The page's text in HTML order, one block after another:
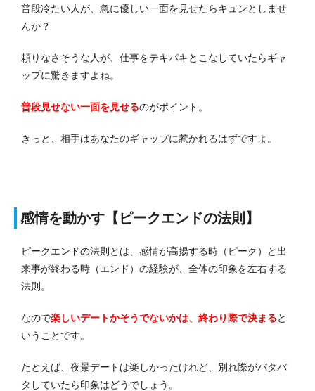
普段冷たい人が、急に優しい一面を見せたらキュンとしませ
んか？
頼りなさそうな人が、仕事をテキパキとこなしていたらギャ
ップに驚きますよね。
普段見せない一面を見せるのがポイント。
きっと、相手はあなたのギャップに惹かれるはずですよ。
感情を動かす【ピークエンドの法則】
ピークエンドの法則とは、感情が高揚する時（ピーク）と出
来事が終わる時（エンド）の経験が、全体の印象を左右する
法則。
なので楽しいデートかそうでないかは、終わり際で決まると
いうことです。
たとえば、夜景デートは楽しかったけれど、別れ際がバタバ
タしていたら印象はどうでしょう。